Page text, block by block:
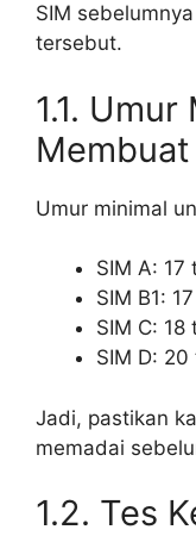
SIM
tersebut.
1.1.
Membuat
Umur minimal
SIM A: 17
SIM B1:
SIM C: 18
SIM D: 20
Jadi, pastikan
memadai
1.2. Tes